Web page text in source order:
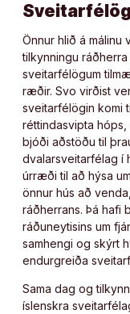
Önnur hlið á málinu
tilkynningu
sveitarfélögum
ræðir. Svo virðist
sveitarfélögin komi
réttindasvipta
bjóði aðstöðu til
dvalarsveitarfélag í
úrræði til að hýsa
önnur hús að
ráðherrans. Þá hafi
ráðuneytisins um
samhengi og skýrt
endurgreiða
Sama dag og
íslenskra